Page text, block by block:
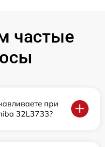
частые
при
32L3733?